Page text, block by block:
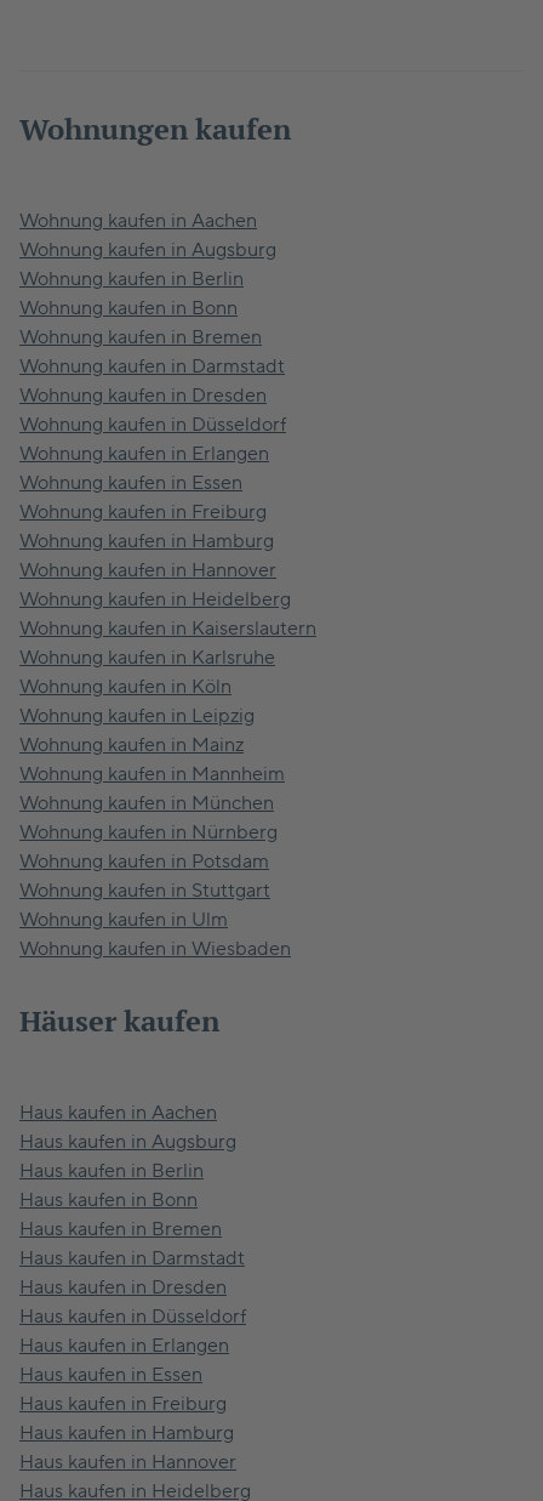
Wohnungen kaufen
Wohnung kaufen in Aachen
Wohnung kaufen in Augsburg
Wohnung kaufen in Berlin
Wohnung kaufen in Bonn
Wohnung kaufen in Bremen
Wohnung kaufen in Darmstadt
Wohnung kaufen in Dresden
Wohnung kaufen in Düsseldorf
Wohnung kaufen in Erlangen
Wohnung kaufen in Essen
Wohnung kaufen in Freiburg
Wohnung kaufen in Hamburg
Wohnung kaufen in Hannover
Wohnung kaufen in Heidelberg
Wohnung kaufen in Kaiserslautern
Wohnung kaufen in Karlsruhe
Wohnung kaufen in Köln
Wohnung kaufen in Leipzig
Wohnung kaufen in Mainz
Wohnung kaufen in Mannheim
Wohnung kaufen in München
Wohnung kaufen in Nürnberg
Wohnung kaufen in Potsdam
Wohnung kaufen in Stuttgart
Wohnung kaufen in Ulm
Wohnung kaufen in Wiesbaden
Häuser kaufen
Haus kaufen in Aachen
Haus kaufen in Augsburg
Haus kaufen in Berlin
Haus kaufen in Bonn
Haus kaufen in Bremen
Haus kaufen in Darmstadt
Haus kaufen in Dresden
Haus kaufen in Düsseldorf
Haus kaufen in Erlangen
Haus kaufen in Essen
Haus kaufen in Freiburg
Haus kaufen in Hamburg
Haus kaufen in Hannover
Haus kaufen in Heidelberg